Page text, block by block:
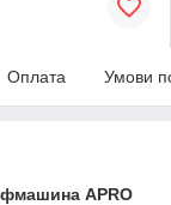
Оплата Умови
APRO